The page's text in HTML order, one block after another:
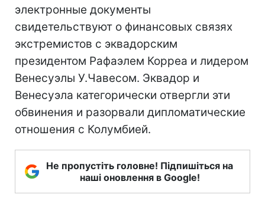
электронные документы
свидетельствуют о финансовых связях
экстремистов с эквадорским
президентом Рафаэлем Корреа и лидером
Венесуэлы У.Чавесом. Эквадор и
Венесуэла категорически отвергли эти
обвинения и разорвали дипломатические
отношения с Колумбией.
Не пропустіть головне! Підпишіться на
наші оновлення в Google!